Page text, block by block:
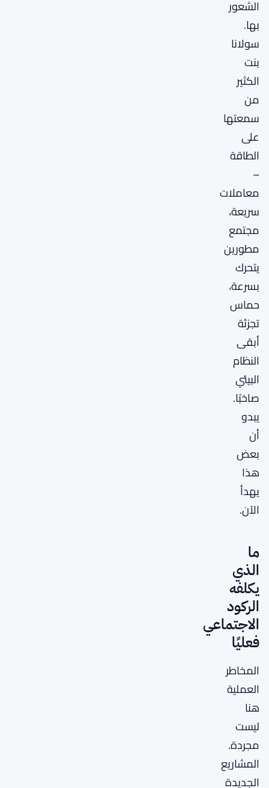
الشعور
بها.
سولانا
بنت
الكثير
من
سمعتها
على
الطاقة
–
معاملات
سريعة،
مجتمع
مطورين
يتحرك
بسرعة،
حماس
تجزئة
أبقى
النظام
البيئي
صاخبًا.
يبدو
أن
بعض
هذا
يهدأ
الآن.
ما
الذي
يكلفه
الركود
الاجتماعي
فعليًا
المخاطر
العملية
هنا
ليست
مجردة.
المشاريع
الجديدة